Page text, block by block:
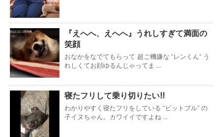
『えへへ、えへへ』うれしすぎて満面の
笑顔
おなかをなでてもらって 超ご機嫌な ”レンくん” う
れしくてお顔ゆるんじゃってま ...
寝たフリして乗り切りたい!!
わかりやすく寝たフリをしている ”ピットブル” の
子イヌちゃん。カワイイですよね ...